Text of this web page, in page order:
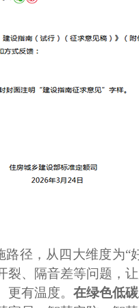
径，从四大维度为“
裂、隔音差等问题，
更有温度。在绿色低